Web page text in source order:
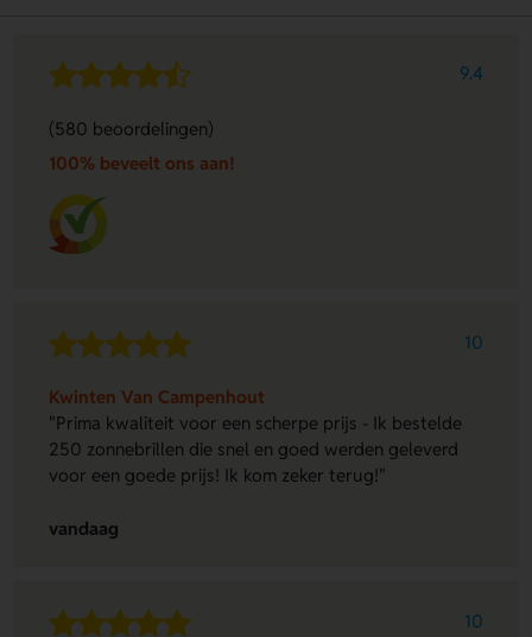
9.4
(580 beoordelingen)
100% beveelt ons aan!
10
Kwinten Van Campenhout
"Prima kwaliteit voor een scherpe prijs - Ik bestelde
250 zonnebrillen die snel en goed werden geleverd
voor een goede prijs! Ik kom zeker terug!"
vandaag
10